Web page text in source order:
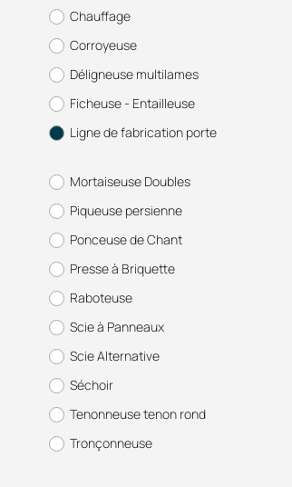
Chauffage
Corroyeuse
Déligneuse multilames
Ficheuse - Entailleuse
Ligne de fabrication porte
Mortaiseuse Doubles
Piqueuse persienne
Ponceuse de Chant
Presse à Briquette
Raboteuse
Scie à Panneaux
Scie Alternative
Séchoir
Tenonneuse tenon rond
Tronçonneuse